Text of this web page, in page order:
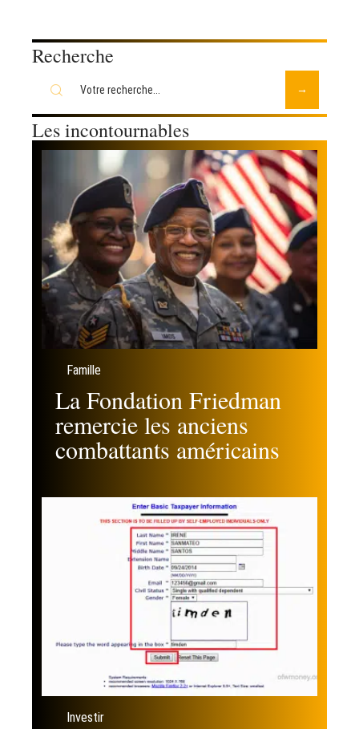
Recherche
Les incontournables
Famille
La Fondation Friedman
remercie les anciens
combattants américains
Investir